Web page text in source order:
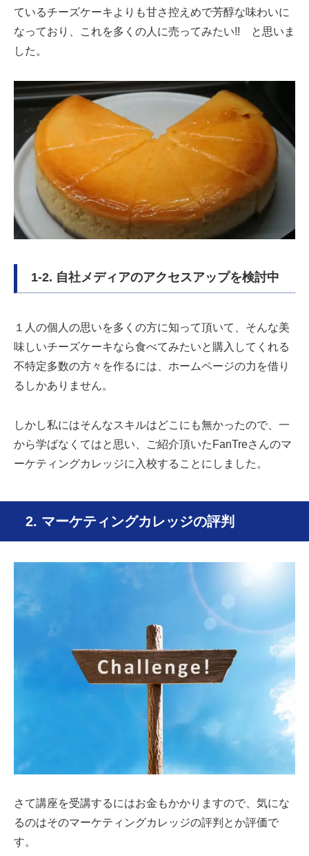
ているチーズケーキよりも甘さ控えめで芳醇な味わいに
なっており、これを多くの人に売ってみたい!! と思いま
した。
1-2. 自社メディアのアクセスアップを検討中
１人の個人の思いを多くの方に知って頂いて、そんな美
味しいチーズケーキなら食べてみたいと購入してくれる
不特定多数の方々を作るには、ホームページの力を借り
るしかありません。
しかし私にはそんなスキルはどこにも無かったので、一
から学ばなくてはと思い、ご紹介頂いたFanTreさんのマ
ーケティングカレッジに入校することにしました。
2. マーケティングカレッジの評判
さて講座を受講するにはお金もかかりますので、気にな
るのはそのマーケティングカレッジの評判とか評価で
す。